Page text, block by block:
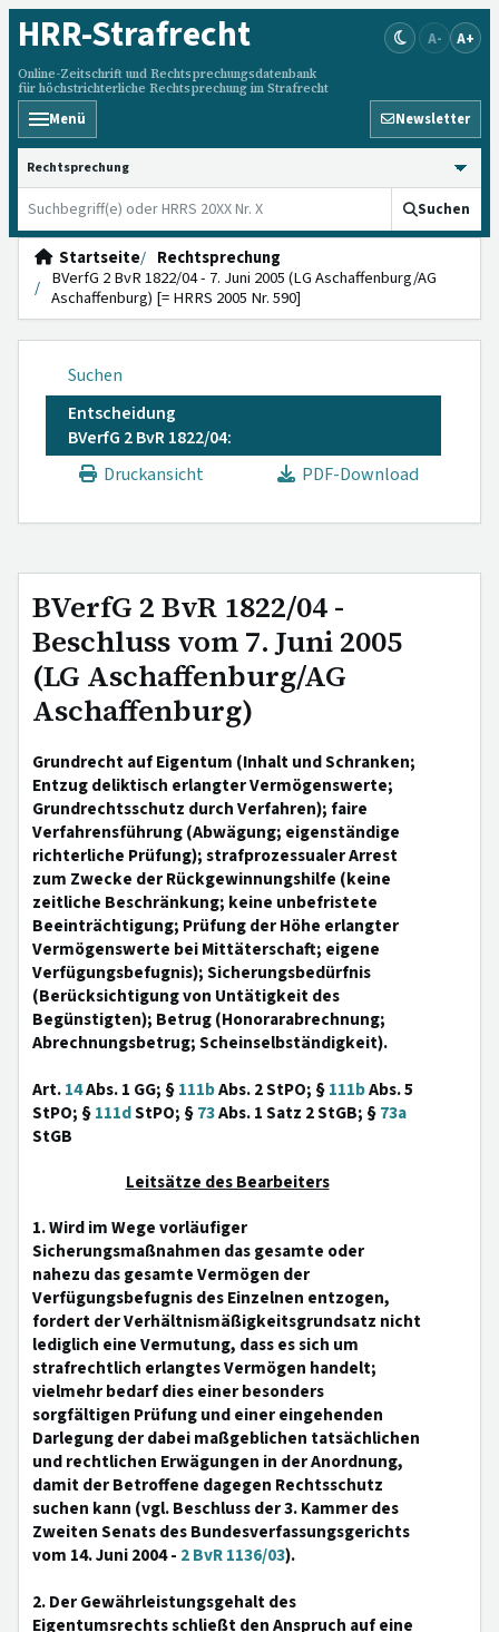
HRR-Strafrecht
Online-Zeitschrift und Rechtsprechungsdatenbank
für höchstrichterliche Rechtsprechung im Strafrecht
A- A+
Menü Newsletter
HRRS durchsuchen
Suchen
Startseite
Rechtsprechung
BVerfG 2 BvR 1822/04 - 7. Juni 2005 (LG Aschaffenburg/AG
Aschaffenburg) [= HRRS 2005 Nr. 590]
Suchen
Entscheidung
BVerfG 2 BvR 1822/04:
Druckansicht
PDF-Download
BVerfG 2 BvR 1822/04 -
Beschluss vom 7. Juni 2005
(LG Aschaffenburg/AG
Aschaffenburg)
Grundrecht auf Eigentum (Inhalt und Schranken;
Entzug deliktisch erlangter Vermögenswerte;
Grundrechtsschutz durch Verfahren); faire
Verfahrensführung (Abwägung; eigenständige
richterliche Prüfung); strafprozessualer Arrest
zum Zwecke der Rückgewinnungshilfe (keine
zeitliche Beschränkung; keine unbefristete
Beeinträchtigung; Prüfung der Höhe erlangter
Vermögenswerte bei Mittäterschaft; eigene
Verfügungsbefugnis); Sicherungsbedürfnis
(Berücksichtigung von Untätigkeit des
Begünstigten); Betrug (Honorarabrechnung;
Abrechnungsbetrug; Scheinselbständigkeit).
Art.14Abs. 1 GG; §111bAbs. 2 StPO; §111bAbs. 5
StPO; §111dStPO; §73Abs. 1 Satz 2 StGB; §73a
StGB
Leitsätze des Bearbeiters
1. Wird im Wege vorläufiger
Sicherungsmaßnahmen das gesamte oder
nahezu das gesamte Vermögen der
Verfügungsbefugnis des Einzelnen entzogen,
fordert der Verhältnismäßigkeitsgrundsatz nicht
lediglich eine Vermutung, dass es sich um
strafrechtlich erlangtes Vermögen handelt;
vielmehr bedarf dies einer besonders
sorgfältigen Prüfung und einer eingehenden
Darlegung der dabei maßgeblichen tatsächlichen
und rechtlichen Erwägungen in der Anordnung,
damit der Betroffene dagegen Rechtsschutz
suchen kann (vgl. Beschluss der 3. Kammer des
Zweiten Senats des Bundesverfassungsgerichts
vom 14. Juni 2004 - 2 BvR 1136/03).
2. Der Gewährleistungsgehalt des
Eigentumsrechts schließt den Anspruch auf eine